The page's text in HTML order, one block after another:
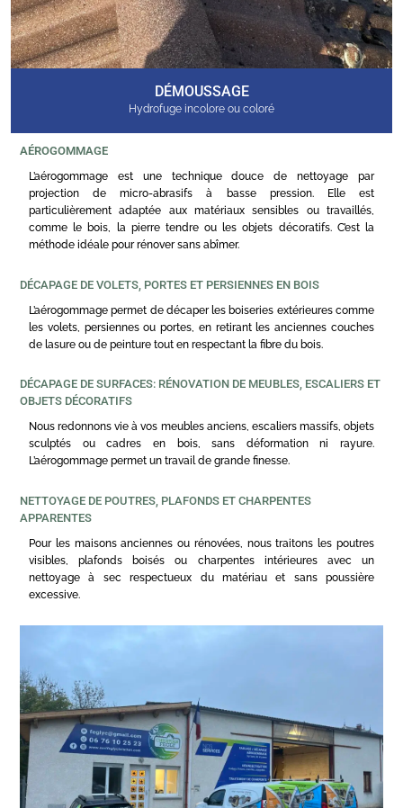
DÉMOUSSAGE
Hydrofuge incolore ou coloré
AÉROGOMMAGE
L’aérogommage est une technique douce de nettoyage par
projection de micro-abrasifs à basse pression. Elle est
particulièrement adaptée aux matériaux sensibles ou travaillés,
comme le bois, la pierre tendre ou les objets décoratifs. C’est la
méthode idéale pour rénover sans abîmer.
DÉCAPAGE DE VOLETS, PORTES ET PERSIENNES EN BOIS
L’aérogommage permet de décaper les boiseries extérieures comme
les volets, persiennes ou portes, en retirant les anciennes couches
de lasure ou de peinture tout en respectant la fibre du bois.
DÉCAPAGE DE SURFACES: RÉNOVATION DE MEUBLES, ESCALIERS ET
OBJETS DÉCORATIFS
Nous redonnons vie à vos meubles anciens, escaliers massifs, objets
sculptés ou cadres en bois, sans déformation ni rayure.
L’aérogommage permet un travail de grande finesse.
NETTOYAGE DE POUTRES, PLAFONDS ET CHARPENTES
APPARENTES
Pour les maisons anciennes ou rénovées, nous traitons les poutres
visibles, plafonds boisés ou charpentes intérieures avec un
nettoyage à sec respectueux du matériau et sans poussière
excessive.